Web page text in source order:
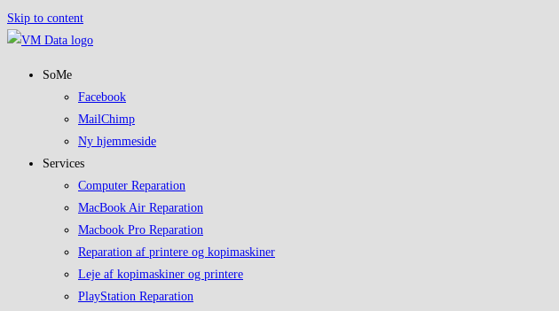
Skip to content
SoMe
Facebook
MailChimp
Ny hjemmeside
Services
Computer Reparation
MacBook Air Reparation
Macbook Pro Reparation
Reparation af printere og kopimaskiner
Leje af kopimaskiner og printere
PlayStation Reparation